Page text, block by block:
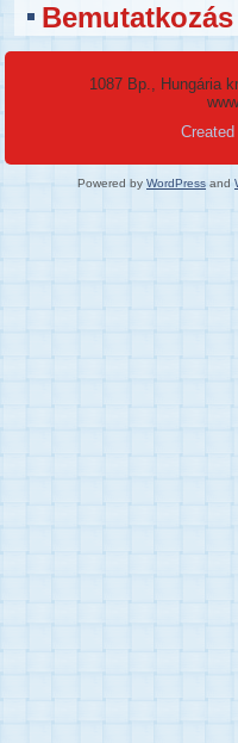
Bemutatkozás
1087 Bp., Hungária
Powered by WordPress and